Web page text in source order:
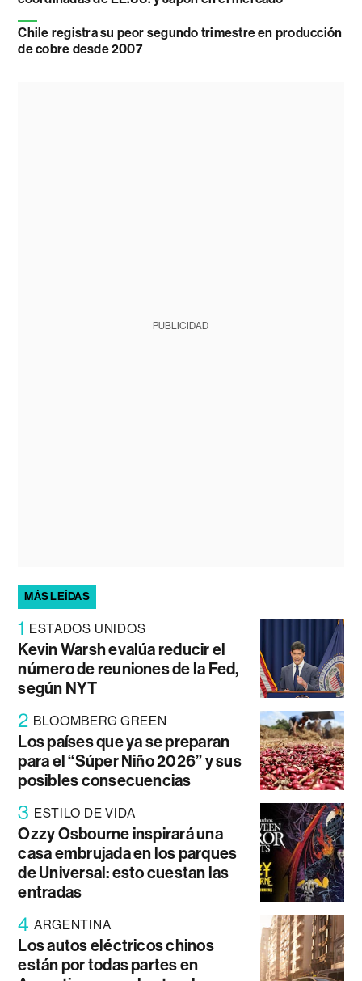
Chile registra su peor segundo trimestre en producción
de cobre desde 2007
PUBLICIDAD
MÁS LEÍDAS
1 ESTADOS UNIDOS
Kevin Warsh evalúa reducir el
número de reuniones de la Fed,
según NYT
2 BLOOMBERG GREEN
Los países que ya se preparan
para el “Súper Niño 2026” y sus
posibles consecuencias
3 ESTILO DE VIDA
Ozzy Osbourne inspirará una
casa embrujada en los parques
de Universal: esto cuestan las
entradas
4 ARGENTINA
Los autos eléctricos chinos
están por todas partes en